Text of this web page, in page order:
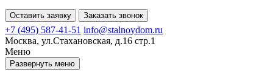
Оставить заявку Заказать звонок
+7 (495) 587-41-51 info@stalnoydom.ru
Москва, ул.Стахановская, д.16 стр.1
Меню
Развернуть меню